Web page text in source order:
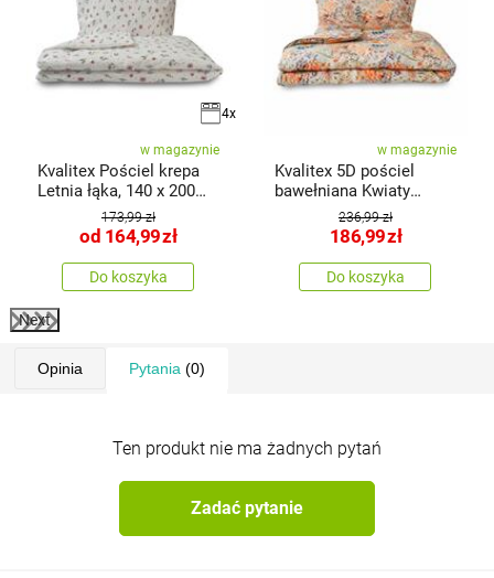
4x
w magazynie
Kvalitex Pościel krepa
Letnia łąka, 140 x 200
173,99 zł
od 164,99zł
Do koszyka
w magazynie
Kvalitex 5D pościel
bawełniana Kwiaty
polne, 140 × 200 cm, 70
× 90 cm
236,99 zł
186,99zł
Do koszyka
Next
Opinia Pytania (0)
Ten produkt nie ma żadnych pytań
Zadać pytanie